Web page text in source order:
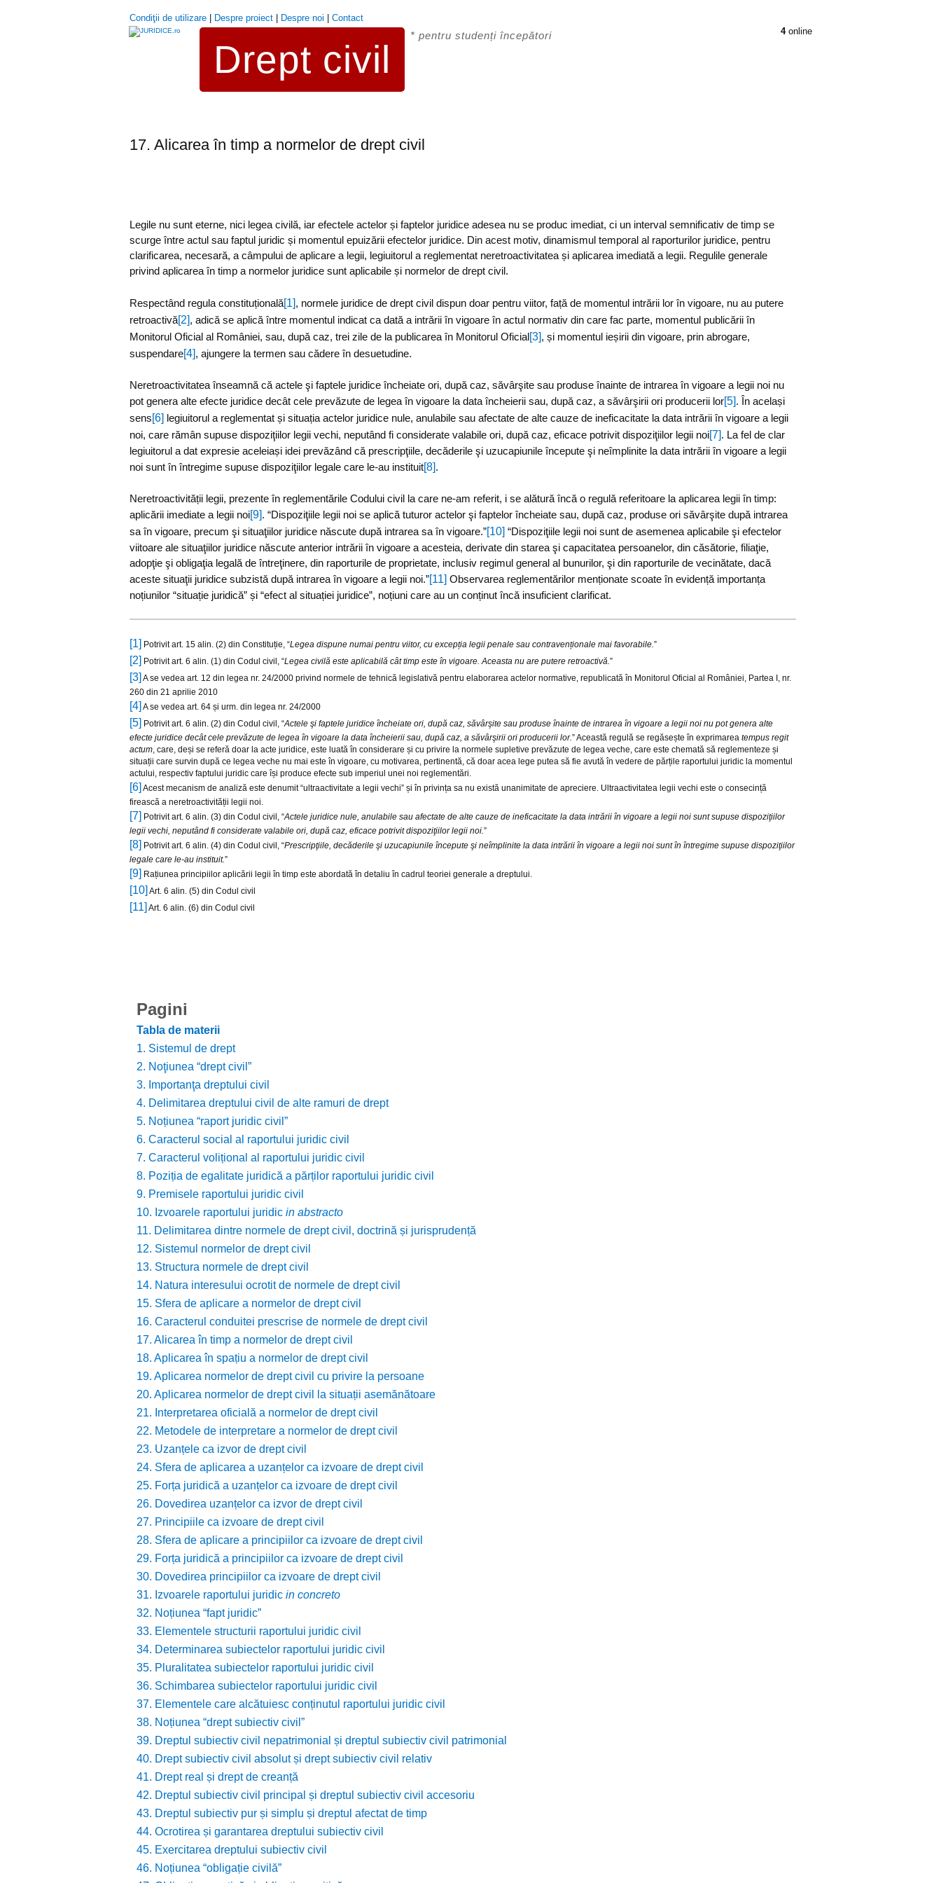
Condiţii de utilizare| Despre proiect| Despre noi Contact
Drept civil
4online
* pentru studenți începători
17. Alicarea în timp a normelor de drept civil
Legile nu sunt eterne, nici legea civilă, iar efectele actelor și faptelor juridice adesea nu se produc imediat, ci un interval semnificativ de timp se
scurge între actul sau faptul juridic și momentul epuizării efectelor juridice. Din acest motiv, dinamismul temporal al raporturilor juridice, pentru
clarificarea, necesară, a câmpului de aplicare a legii, legiuitorul a reglementat neretroactivitatea și aplicarea imediată a legii. Regulile generale
privind aplicarea în timp a normelor juridice sunt aplicabile și normelor de drept civil.
Respectând regula constituțională[1], normele juridice de drept civil dispun doar pentru viitor, față de momentul intrării lor în vigoare, nu au putere
retroactivă[2], adică se aplică între momentul indicat ca dată a intrării în vigoare în actul normativ din care fac parte, momentul publicării în
Monitorul Oficial al României, sau, după caz, trei zile de la publicarea în Monitorul Oficial[3], și momentul ieșirii din vigoare, prin abrogare,
suspendare[4], ajungere la termen sau cădere în desuetudine.
Neretroactivitatea înseamnă că actele şi faptele juridice încheiate ori, după caz, săvârşite sau produse înainte de intrarea în vigoare a legii noi nu
pot genera alte efecte juridice decât cele prevăzute de legea în vigoare la data încheierii sau, după caz, a săvârşirii ori producerii lor[5]. În același
sens[6] legiuitorul a reglementat și situația actelor juridice nule, anulabile sau afectate de alte cauze de ineficacitate la data intrării în vigoare a legii
noi, care rămân supuse dispoziţiilor legii vechi, neputând fi considerate valabile ori, după caz, eficace potrivit dispoziţiilor legii noi[7]. La fel de clar
legiuitorul a dat expresie aceleiași idei prevăzând că prescripţiile, decăderile şi uzucapiunile începute şi neîmplinite la data intrării în vigoare a legii
noi sunt în întregime supuse dispoziţiilor legale care le-au instituit[8].
Neretroactivității legii, prezente în reglementările Codului civil la care ne-am referit, i se alătură încă o regulă referitoare la aplicarea legii în timp:
aplicării imediate a legii noi[9]. “Dispoziţiile legii noi se aplică tuturor actelor şi faptelor încheiate sau, după caz, produse ori săvârşite după intrarea
sa în vigoare, precum şi situaţiilor juridice născute după intrarea sa în vigoare.”[10] “Dispoziţiile legii noi sunt de asemenea aplicabile şi efectelor
viitoare ale situaţiilor juridice născute anterior intrării în vigoare a acesteia, derivate din starea şi capacitatea persoanelor, din căsătorie, filiaţie,
adopţie şi obligaţia legală de întreţinere, din raporturile de proprietate, inclusiv regimul general al bunurilor, şi din raporturile de vecinătate, dacă
aceste situaţii juridice subzistă după intrarea în vigoare a legii noi.”[11] Observarea reglementărilor menționate scoate în evidență importanța
noțiunilor “situație juridică” și “efect al situației juridice”, noțiuni care au un conținut încă insuficient clarificat.
[1] Potrivit art. 15 alin. (2) din Constituție, “Legea dispune numai pentru viitor, cu excepția legii penale sau contravenționale mai favorabile. ”
[2] Potrivit art. 6 alin. (1) din Codul civil, “Legea civilă este aplicabilă cât timp este în vigoare. Aceasta nu are putere retroactivă. ”
[3] A se vedea art. 12 din legea nr. 24/2000 privind normele de tehnică legislativă pentru elaborarea actelor normative, republicată în Monitorul Oficial al României, Partea I, nr.
260 din 21 aprilie 2010
[4] A se vedea art. 64 și urm. din legea nr. 24/2000
[5] Potrivit art. 6 alin. (2) din Codul civil, “Actele şi faptele juridice încheiate ori, după caz, săvârşite sau produse înainte de intrarea în vigoare a legii noi nu pot genera alte
efecte juridice decât cele prevăzute de legea în vigoare la data încheierii sau, după caz, a săvârşirii ori producerii lor.” Această regulă se regăsește în exprimarea tempus regit
actum, care, deși se referă doar la acte juridice, este luată în considerare și cu privire la normele supletive prevăzute de legea veche, care este chemată să reglementeze și
situații care survin după ce legea veche nu mai este în vigoare, cu motivarea, pertinentă, că doar acea lege putea să fie avută în vedere de părțile raportului juridic la momentul
actului, respectiv faptului juridic care își produce efecte sub imperiul unei noi reglementări.
[6] Acest mecanism de analiză este denumit “ultraactivitate a legii vechi” și în privința sa nu există unanimitate de apreciere. Ultraactivitatea legii vechi este o consecință
firească a neretroactivității legii noi.
[7] Potrivit art. 6 alin. (3) din Codul civil, “Actele juridice nule, anulabile sau afectate de alte cauze de ineficacitate la data intrării în vigoare a legii noi sunt supuse dispoziţiilor
legii vechi, neputând fi considerate valabile ori, după caz, eficace potrivit dispoziţiilor legii noi. ”
[8] Potrivit art. 6 alin. (4) din Codul civil, “Prescripţiile, decăderile şi uzucapiunile începute şi neîmplinite la data intrării în vigoare a legii noi sunt în întregime supuse dispoziţiilor
legale care le-au instituit.”
[9] Rațiunea principiilor aplicării legii în timp este abordată în detaliu în cadrul teoriei generale a dreptului.
[10] Art. 6 alin. (5) din Codul civil
[11] Art. 6 alin. (6) din Codul civil
Pagini
Tabla de materii
1. Sistemul de drept
2. Noţiunea “drept civil”
3. Importanţa dreptului civil
4. Delimitarea dreptului civil de alte ramuri de drept
5. Noțiunea “raport juridic civil”
6. Caracterul social al raportului juridic civil
7. Caracterul volițional al raportului juridic civil
8. Poziția de egalitate juridică a părților raportului juridic civil
9. Premisele raportului juridic civil
10. Izvoarele raportului juridic in abstracto
11. Delimitarea dintre normele de drept civil, doctrină și jurisprudență
12. Sistemul normelor de drept civil
13. Structura normele de drept civil
14. Natura interesului ocrotit de normele de drept civil
15. Sfera de aplicare a normelor de drept civil
16. Caracterul conduitei prescrise de normele de drept civil
17. Alicarea în timp a normelor de drept civil
18. Aplicarea în spațiu a normelor de drept civil
19. Aplicarea normelor de drept civil cu privire la persoane
20. Aplicarea normelor de drept civil la situații asemănătoare
21. Interpretarea oficială a normelor de drept civil
22. Metodele de interpretare a normelor de drept civil
23. Uzanțele ca izvor de drept civil
24. Sfera de aplicarea a uzanțelor ca izvoare de drept civil
25. Forța juridică a uzanțelor ca izvoare de drept civil
26. Dovedirea uzanțelor ca izvor de drept civil
27. Principiile ca izvoare de drept civil
28. Sfera de aplicare a principiilor ca izvoare de drept civil
29. Forța juridică a principiilor ca izvoare de drept civil
30. Dovedirea principiilor ca izvoare de drept civil
31. Izvoarele raportului juridic in concreto
32. Noțiunea “fapt juridic”
33. Elementele structurii raportului juridic civil
34. Determinarea subiectelor raportului juridic civil
35. Pluralitatea subiectelor raportului juridic civil
36. Schimbarea subiectelor raportului juridic civil
37. Elementele care alcătuiesc conținutul raportului juridic civil
38. Noțiunea “drept subiectiv civil”
39. Dreptul subiectiv civil nepatrimonial și dreptul subiectiv civil patrimonial
40. Drept subiectiv civil absolut și drept subiectiv civil relativ
41. Drept real și drept de creanță
42. Dreptul subiectiv civil principal și dreptul subiectiv civil accesoriu
43. Dreptul subiectiv pur și simplu și dreptul afectat de timp
44. Ocrotirea și garantarea dreptului subiectiv civil
45. Exercitarea dreptului subiectiv civil
46. Noțiunea “obligație civilă”